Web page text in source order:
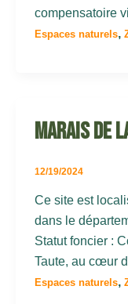
compensatoire
Espaces naturels,
Marais de
12/19/2024
Ce site est
dans le
Statut foncier :
Taute, au cœur
Espaces naturels,